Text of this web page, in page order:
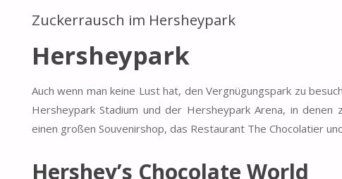
Zuckerrausch im Hersheypark
Hersheypark
Auch wenn man keine Lust hat, den Vergnügungspark zu
Hersheypark Stadium und der Hersheypark Arena, in
einen großen Souvenirshop, das Restaurant The Chocolatier
Hershey’s Chocolate World